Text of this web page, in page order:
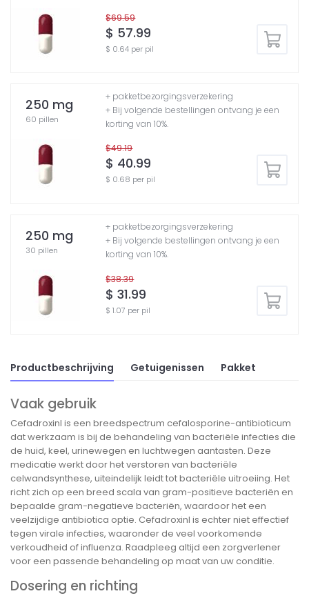
$69.59
$ 57.99
$ 0.64 per pil
250 mg
60 pillen
$49.19
$ 40.99
$ 0.68 per pil
+ pakketbezorgingsverzekering
+ Bij volgende bestellingen ontvang je een
korting van 10%.
250 mg
30 pillen
$38.39
$ 31.99
$ 1.07 per pil
+ pakketbezorgingsverzekering
+ Bij volgende bestellingen ontvang je een
korting van 10%.
Productbeschrijving Getuigenissen Pakket
Vaak gebruik
Cefadroxinl is een breedspectrum cefalosporine-antibioticum
dat werkzaam is bij de behandeling van bacteriële infecties die
de huid, keel, urinewegen en luchtwegen aantasten. Deze
medicatie werkt door het verstoren van bacteriële
celwandsynthese, uiteindelijk leidt tot bacteriële uitroeiing. Het
richt zich op een breed scala van gram-positieve bacteriën en
bepaalde gram-negatieve bacteriën, waardoor het een
veelzijdige antibiotica optie. Cefadroxinl is echter niet effectief
tegen virale infecties, waaronder de veel voorkomende
verkoudheid of influenza. Raadpleeg altijd een zorgverlener
voor een passende behandeling op maat van uw conditie.
Dosering en richting